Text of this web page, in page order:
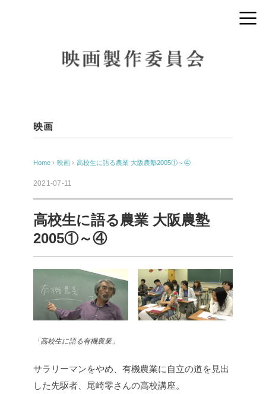
映画
Home › 映画 › 高校生に語る農業 大阪農塾2005①～④
2021-07-11
高校生に語る農業 大阪農塾
2005①～④
「高校生に語る有機農業」
サラリーマンをやめ、有機農業に自立の道を見出
した先駆者、尾崎零さんの高校講座。